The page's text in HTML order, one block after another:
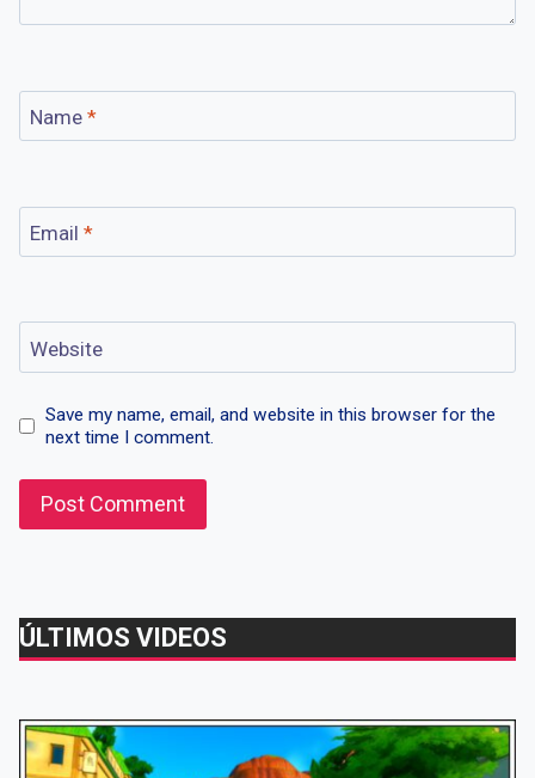
Name *
Email *
Website
Save my name, email, and website in this browser for the
next time I comment.
ÚLTIMOS VIDEOS